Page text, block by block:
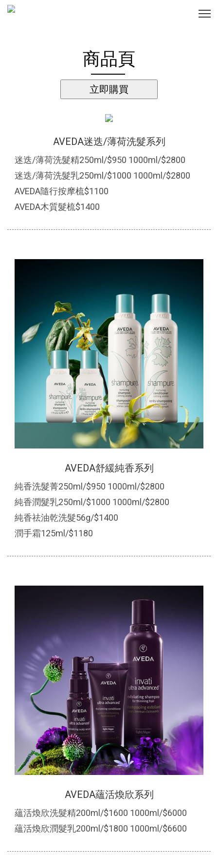
商品頁
AVEDA迷迭/薄荷洗髮系列
迷迭/薄荷洗髮精250ml/$950 1000ml/$2800
迷迭/薄荷洗髮乳250ml/$1000 1000ml/$2800
AVEDA隨行按摩梳$1100
AVEDA木質髮梳$1400
AVEDA舒緩純香系列
純香洗髮菁250ml/$950 1000ml/$2800
純香潤髮乳250ml/$1000 1000ml/$2800
純香祛油乾洗髮56g/$1400
潤手霜125ml/$1180
AVEDA蘊活煥欣系列
蘊活煥欣洗髮精200ml/$1600 1000ml/$6000
蘊活煥欣潤髮乳200ml/$1800 1000ml/$6600